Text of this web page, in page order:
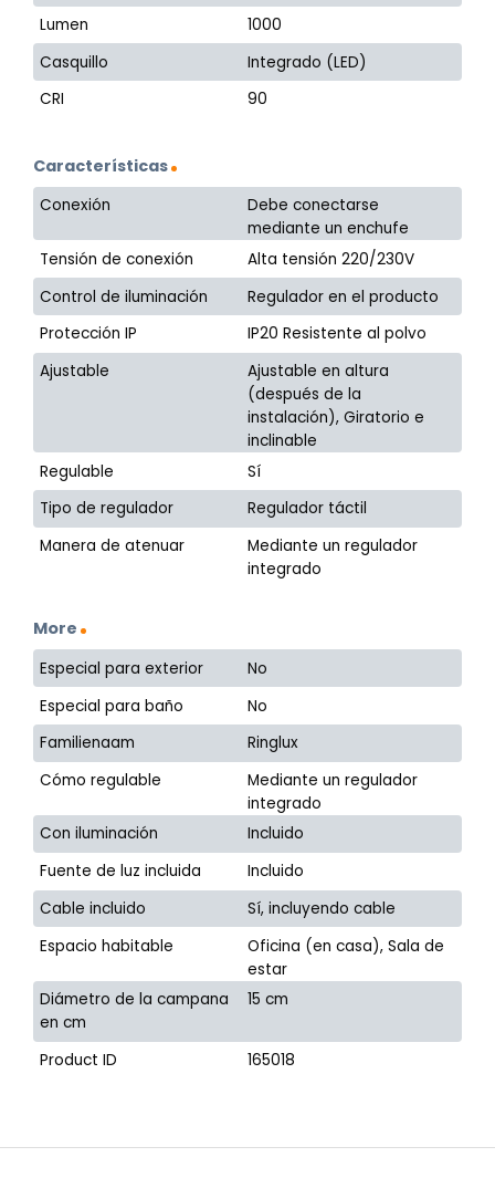
Lumen
1000
Casquillo
Integrado (LED)
CRI
90
Características
Conexión
Debe conectarse
mediante un enchufe
Tensión de conexión
Alta tensión 220/230V
Control de iluminación
Regulador en el producto
Protección IP
IP20 Resistente al polvo
Ajustable
Ajustable en altura
(después de la
instalación), Giratorio e
inclinable
Regulable
Sí
Tipo de regulador
Regulador táctil
Manera de atenuar
Mediante un regulador
integrado
More
Especial para exterior
No
Especial para baño
No
Familienaam
Ringlux
Cómo regulable
Mediante un regulador
integrado
Con iluminación
Incluido
Fuente de luz incluida
Incluido
Cable incluido
Sí, incluyendo cable
Espacio habitable
Oficina (en casa), Sala de
estar
Diámetro de la campana
en cm
15 cm
Product ID 165018